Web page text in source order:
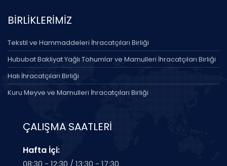
BİRLİKLERİMİZ
Tekstil ve Hammaddeleri İhracatçıları Birliği
Hububat Bakliyat Yağlı Tohumlar ve Mamulleri İhracatçıları Birliği
Halı İhracatçıları Birliği
Kuru Meyve ve Mamulleri İhracatçıları Birliği
ÇALIŞMA SAATLERİ
Hafta İçi:
08:30 - 12:30 / 13:30 - 17:30